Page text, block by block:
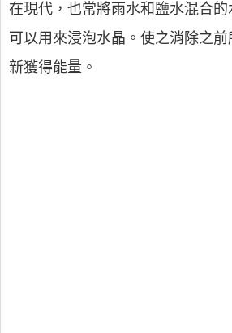
在現代，也常將雨水和鹽水混合的
可以用來浸泡水晶。使之消除之
新獲得能量。